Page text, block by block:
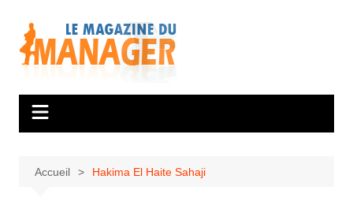
contenu
Accueil Hakima El Haite Sahaji